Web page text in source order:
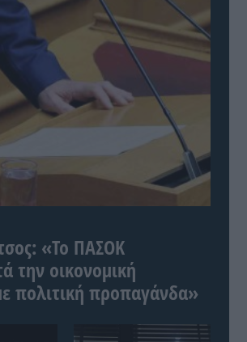
«Το ΠΑΣΟΚ
την οικονομική
πολιτική προπαγάνδα»